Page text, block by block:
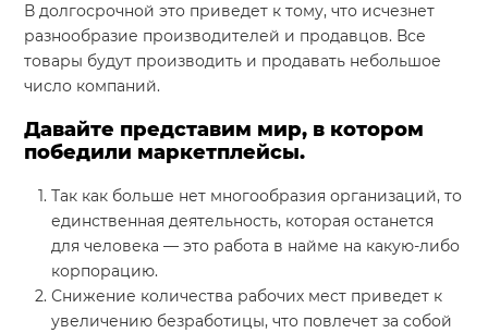
В долгосрочной это приведет к тому, что исчезнет
разнообразие производителей и продавцов. Все
товары будут производить и продавать небольшое
число компаний.
Давайте представим мир, в котором
победили маркетплейсы.
Так как больше нет многообразия организаций, то
единственная деятельность, которая останется
для человека — это работа в найме на какую-либо
корпорацию.
Снижение количества рабочих мест приведет к
увеличению безработицы, что повлечет за собой